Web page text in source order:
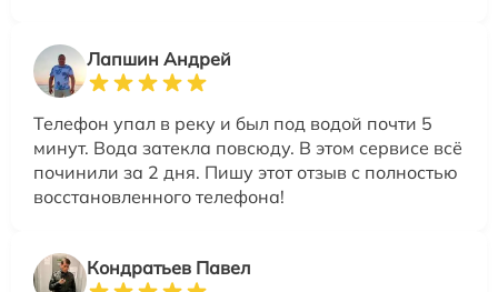
Лапшин Андрей
Телефон упал в реку и был под водой почти 5
минут. Вода затекла повсюду. В этом сервисе всё
починили за 2 дня. Пишу этот отзыв с полностью
восстановленного телефона!
Кондратьев Павел